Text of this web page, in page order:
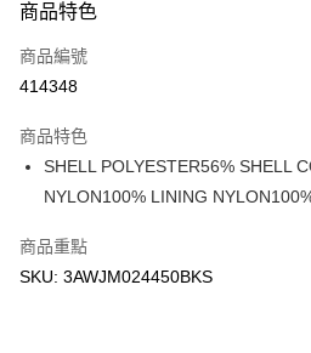
信用卡
Apple Pay
AlipayHK
WeChat Pay
商品特色
商品編號
414348
商品特色
SHELL POLYESTER56% SHELL
NYLON100% LINING
商品重點
SKU: 3AWJM024450BKS